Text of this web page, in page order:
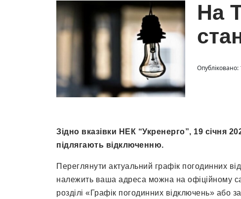
На
Опубліковано:
Зідно вказівки НЕК “Укренерго”, 19 січня
підлягають відключенню.
Переглянути актуальний графік погодинних
належить ваша адреса можна на
розділі «Графік погодинних відключень» або